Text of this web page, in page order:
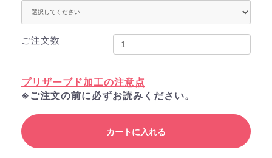
ご注文数
プリザーブド加工の注意点
※ご注文の前に必ずお読みください。
カートに入れる